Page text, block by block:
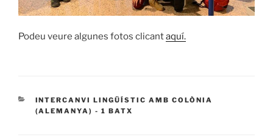
Podeu veure algunes fotos clicantaquí.
CATEGORIES
INTERCANVI LINGÜÍSTIC AMB COLÒNIA
(ALEMANYA) - 1 BATX